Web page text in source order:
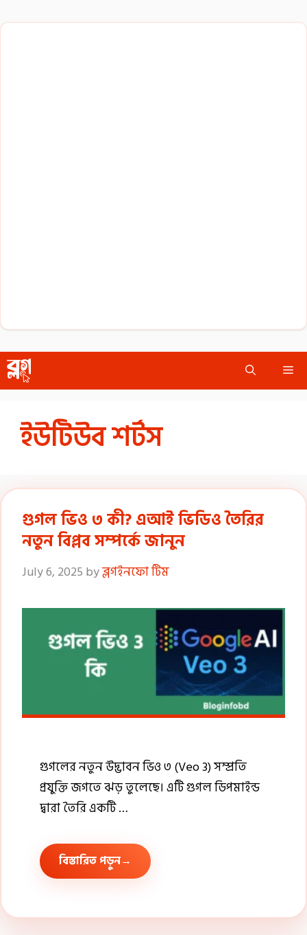
Skip
to
ইউটিউব শর্টস
গুগল ভিও ৩ কী? এআই ভিডিও তৈরির
নতুন বিপ্লব সম্পর্কে জানুন
July 6, 2025 byব্লগইনফো টিম
গুগলের নতুন উদ্ভাবন ভিও ৩ (Veo 3) সম্প্রতি
প্রযুক্তি জগতে ঝড় তুলেছে। এটি গুগল ডিপমাইন্ড
দ্বারা তৈরি একটি …
বিস্তারিত পড়ুন